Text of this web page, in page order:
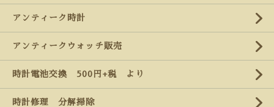
アンティーク時計
アンティークウォッチ販売
時計電池交換 500円+税 より
時計修理 分解掃除